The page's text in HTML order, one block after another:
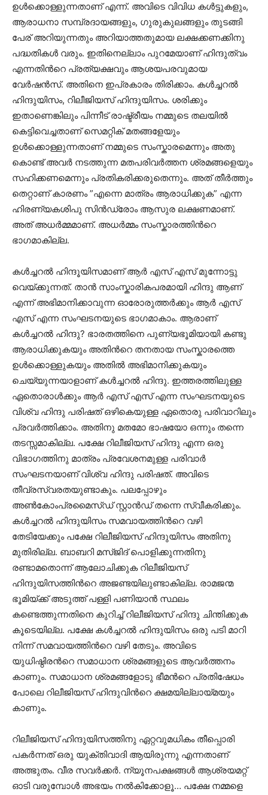
ഉള്‍ക്കൊള്ളുന്നതാണ് എന്ന്. അവിടെ വിവിധ കള്‍ട്ടുകളും,
ആരാധനാ സമ്പ്രദായങ്ങളും, ഗുരുകുലങ്ങളും തുടങ്ങി
പേര് അറിയുന്നതും അറിയാത്തതുമായ ലക്ഷക്കണക്കിനു
പദ്ധതികള്‍ വരും. ഇതിനെല്ലാം പുറമേയാണ് ഹിന്ദുത്വം
എന്നതിന്‍റെ പ്രത്യക്ഷവും ആശയപരവുമായ
വേര്‍ഷന്‍സ്. അതിനെ ഇപ്രകാരം തിരിക്കാം. കള്‍ച്ചറല്‍
ഹിന്ദുയിസം, റിലീജിയസ് ഹിന്ദുയിസം. ശരിക്കും
ഇതാണെങ്കിലും പിന്നീട് രാഷ്ട്രീയം നമ്മുടെ തലയില്‍
കെട്ടിവെച്ചതാണ് സെമറ്റിക് മതങ്ങളേയും
ഉള്‍ക്കൊള്ളുന്നതാണ് നമ്മുടെ സംസ്കാരമെന്നും അതു
കൊണ്ട് അവര്‍ നടത്തുന്ന മതപരിവര്‍ത്തന ശ്രമങ്ങളെയും
സഹിക്കണമെന്നും പ്രതികരിക്കരുതെന്നും. അത് തീര്‍ത്തും
തെറ്റാണ് കാരണം ”എന്നെ മാത്രം ആരാധിക്കുക” എന്ന
ഹിരണ്യകശിപു സിന്‍ഡ്രോം ആസുര ലക്ഷണമാണ്.
അത് അധര്‍മ്മമാണ്. അധര്‍മ്മം സംസ്കാരത്തിന്‍റെ
ഭാഗമാകില്ല.
കള്‍ച്ചറല്‍ ഹിന്ദൂയിസമാണ് ആര്‍ എസ് എസ് മുന്നോട്ടു
വെയ്ക്കുന്നത്. താന്‍ സാംസ്കാരികപരമായി ഹിന്ദു ആണ്
എന്ന് അഭിമാനിക്കാവുന്ന ഓരോരുത്തര്‍ക്കും ആര്‍ എസ്
എസ് എന്ന സംഘടനയുടെ ഭാഗമാകാം. ആരാണ്
കള്‍ച്ചറല്‍ ഹിന്ദു? ഭാരതത്തിനെ പുണ്യഭൂമിയായി കണ്ടു
ആരാധിക്കുകയും അതിന്‍റെ തനതായ സംസ്കാരത്തെ
ഉള്‍ക്കൊള്ളുകയും അതില്‍ അഭിമാനിക്കുകയും
ചെയ്യുന്നയാളാണ് കള്‍ച്ചറല്‍ ഹിന്ദു. ഇത്തരത്തിലുള്ള
ഏതൊരാള്‍ക്കും ആര്‍ എസ് എസ് എന്ന സംഘടനയുടെ
വിശ്വ ഹിന്ദു പരിഷത് ഒഴികെയുള്ള ഏതൊരു പരിവാറിലും
പ്രവര്‍ത്തിക്കാം. അതിനു മതമോ ഭാഷയോ ഒന്നും തന്നെ
തടസ്സമാകില്ല. പക്ഷേ റിലീജിയസ് ഹിന്ദു എന്ന ഒരു
വിഭാഗത്തിനു മാത്രം പ്രവേശനമുള്ള പരിവാര്‍
സംഘടനയാണ് വിശ്വ ഹിന്ദു പരിഷത്. അവിടെ
തീവ്രസ്വരതയുണ്ടാകും. പലപ്പോഴും
അണ്‍കോംപ്രമൈസ്ഡ് സ്റ്റാന്‍ഡ് തന്നെ സ്വീകരിക്കും.
കള്‍ച്ചറല്‍ ഹിന്ദുയിസം സമവായത്തിന്‍റെ വഴി
തേടിയേക്കും പക്ഷേ റിലീജിയസ് ഹിന്ദുയിസം അതിനു
മുതിരില്ല. ബാബറി മസ്ജിദ് പൊളിക്കുന്നതിനു
രണ്ടാമതൊന്ന് ആലോചിക്കുക റിലീജിയസ്
ഹിന്ദുയിസത്തിന്‍റെ അജണ്ടയിലുണ്ടാകില്ല. രാമജന്മ
ഭൂമിയ്ക്ക് അടുത്ത് പള്ളി പണിയാന്‍ സ്ഥലം
കണ്ടെത്തുന്നതിനെ കുറിച്ച് റിലീജിയസ് ഹിന്ദു ചിന്തിക്കുക
കൂടെയില്ല. പക്ഷേ കള്‍ച്ചറല്‍ ഹിന്ദുയിസം ഒരു പടി മാറി
നിന്ന് സമവായത്തിന്‍റെ വഴി തേടും. അവിടെ
യുധിഷ്ഠിരന്‍റെ സമാധാന ശ്രമങ്ങളുടെ ആവര്‍ത്തനം
കാണും. സമാധാന ശ്രമങ്ങളോടു ഭീമന്‍റെ പ്രതിഷേധം
പോലെ റിലീജിയസ് ഹിന്ദുവിന്‍റെ ക്ഷമയില്ലായ്മയും
കാണും.
റിലീജിയസ് ഹിന്ദുയിസത്തിനു ഏറ്റവുമധികം തീപ്പൊരി
പകര്‍ന്നത് ഒരു യുക്തിവാദി ആയിരുന്നു എന്നതാണ്
അത്ഭുതം. വീര സവര്‍ക്കര്‍. ന്യൂനപക്ഷങ്ങള്‍ ആശ്രയമറ്റ്
ഓടി വരുമ്പോൾ അഭയം നല്‍കിക്കോളൂ… പക്ഷേ നമ്മളെ